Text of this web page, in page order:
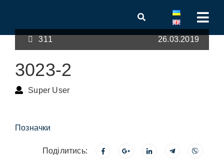
311 26.03.2019
3023-2
Super User
Позначки
Поділитись: